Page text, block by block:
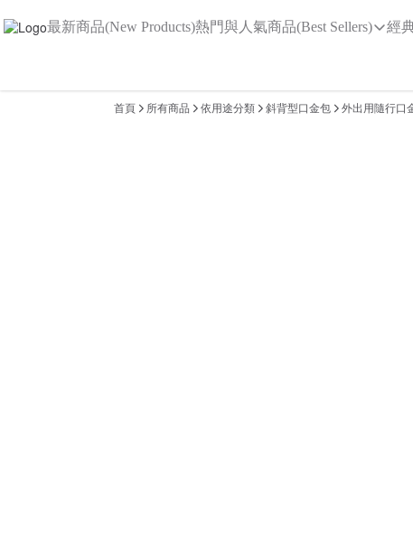
最新商品(New Products)熱門與人氣商品(Best Sellers) 經
首頁 所有商品 依用途分類 斜背型口金包 外出用隨行口